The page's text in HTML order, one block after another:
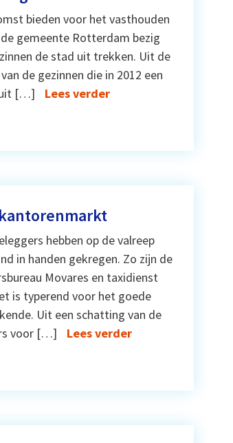
bieden voor het vasthouden
gemeente Rotterdam bezig
de stad uit trekken. Uit de
de gezinnen die in 2012 een
uit […]
Lees verder
hebben op de valreep
in handen gekregen. Zo zijn de
Movares en taxidienst
is typerend voor het goede
Uit een schatting van de
voor […]
Lees verder